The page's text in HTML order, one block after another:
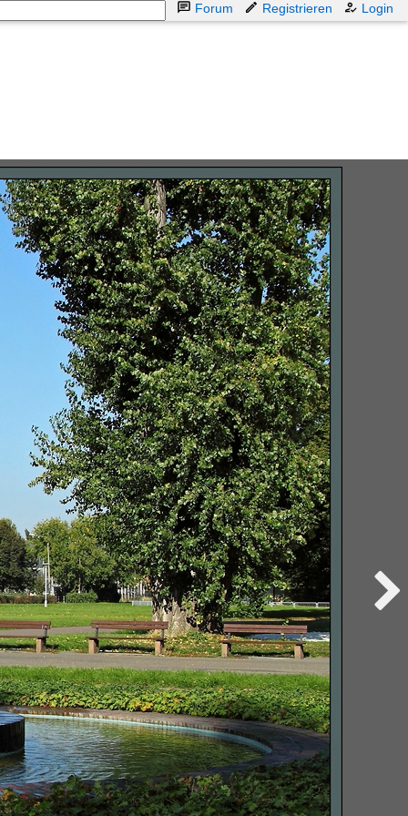
Forum Registrieren Login